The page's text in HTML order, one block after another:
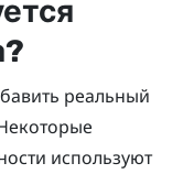
реальный
используют